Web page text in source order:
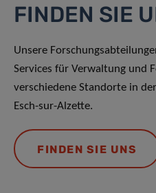
FINDEN SIE
Unsere
Services für Verwaltung und
verschiedene Standorte in
Esch-sur-Alzette.
FINDEN SIE UNS